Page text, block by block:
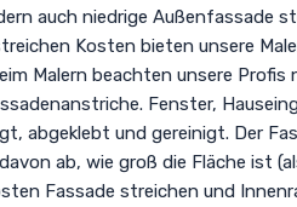
auch niedrige Außenfassade
Kosten bieten unsere
Malern beachten unsere
Fenster,
abgeklebt und gereinigt. Der
ab, wie groß die Fläche ist
Fassade streichen und